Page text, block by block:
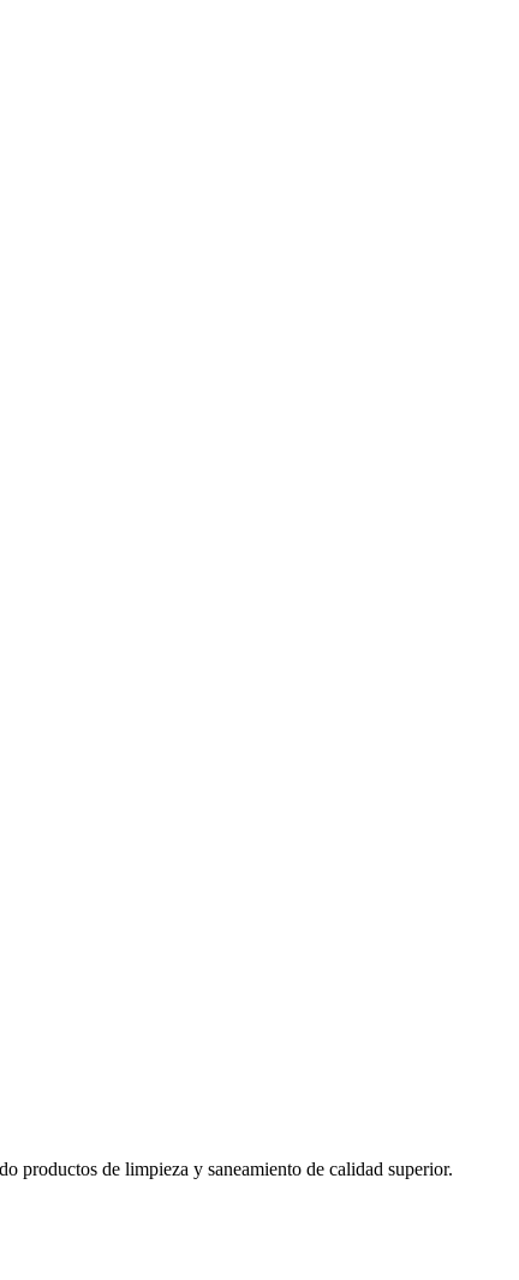
productos de limpieza y saneamiento de calidad superior.